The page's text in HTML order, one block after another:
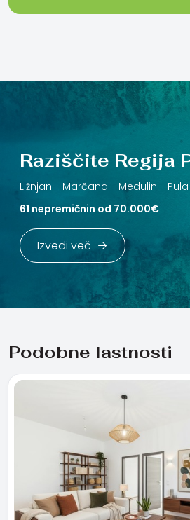
Raziščite Regija
Ližnjan - Marčana - Medulin -
61 nepremičnin od 70.000€
Izvedi več
Podobne lastnosti